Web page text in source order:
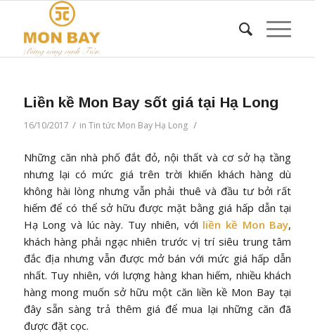
Liền kề Mon Bay sốt giá tại Hạ Long
16/10/2017 / in Tin tức Mon Bay Hạ Long /
Những căn nhà phố đắt đỏ, nội thất và cơ sở hạ tầng
nhưng lại có mức giá trên trời khiến khách hàng dù
không hài lòng nhưng vẫn phải thuê và đầu tư bởi rất
hiếm để có thể sở hữu được mặt bằng giá hấp dẫn tại
Hạ Long và lúc này. Tuy nhiên, với liền kề Mon Bay,
khách hàng phải ngạc nhiên trước vị trí siêu trung tâm
đắc địa nhưng vẫn được mở bán với mức giá hấp dẫn
nhất. Tuy nhiên, với lượng hàng khan hiếm, nhiều khách
hàng mong muốn sở hữu một căn liền kề Mon Bay tại
đây sẵn sàng trả thêm giá để mua lại những căn đã
được đặt cọc.